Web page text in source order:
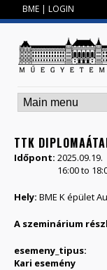
BME | LOGIN
TTK
Időpont: 2025.09.19.
16:00to
Hely: BME K épület
A szeminárium
esemeny_tipus:
Kari esemény